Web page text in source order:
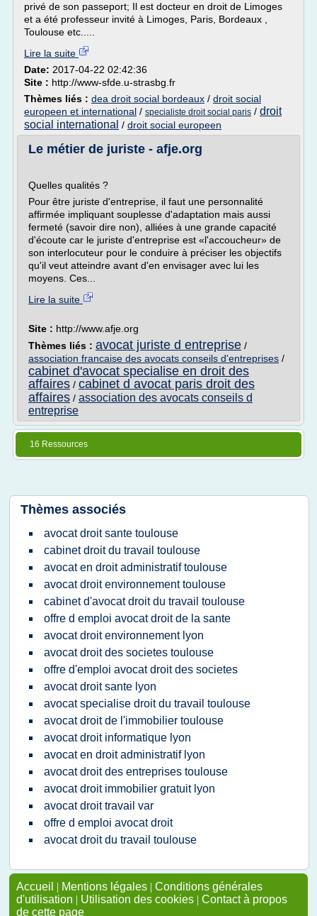
privé de son passeport; Il est docteur en droit de Limoges
et a été professeur invité à Limoges, Paris, Bordeaux ,
Toulouse etc.....
Lire la suite
Date: 2017-04-22 02:42:36
Site : http://www-sfde.u-strasbg.fr
Thèmes liés : dea droit social bordeaux / droit social
europeen et international / specialiste droit social paris / droit
social international / droit social europeen
Le métier de juriste - afje.org
Quelles qualités ?
Pour être juriste d'entreprise, il faut une personnalité
affirmée impliquant souplesse d'adaptation mais aussi
fermeté (savoir dire non), alliées à une grande capacité
d'écoute car le juriste d'entreprise est «l'accoucheur» de
son interlocuteur pour le conduire à préciser les objectifs
qu'il veut atteindre avant d'en envisager avec lui les
moyens. Ces...
Lire la suite
Site : http://www.afje.org
Thèmes liés : avocat juriste d entreprise /
association francaise des avocats conseils d'entreprises /
cabinet d'avocat specialise en droit des
affaires / cabinet d avocat paris droit des
affaires / association des avocats conseils d
entreprise
16 Ressources
Thèmes associés
avocat droit sante toulouse
cabinet droit du travail toulouse
avocat en droit administratif toulouse
avocat droit environnement toulouse
cabinet d'avocat droit du travail toulouse
offre d emploi avocat droit de la sante
avocat droit environnement lyon
avocat droit des societes toulouse
offre d'emploi avocat droit des societes
avocat droit sante lyon
avocat specialise droit du travail toulouse
avocat droit de l'immobilier toulouse
avocat droit informatique lyon
avocat en droit administratif lyon
avocat droit des entreprises toulouse
avocat droit immobilier gratuit lyon
avocat droit travail var
offre d emploi avocat droit
avocat droit du travail toulouse
Accueil | Mentions légales | Conditions générales
d'utilisation | Utilisation des cookies | Contact à propos
de cette page